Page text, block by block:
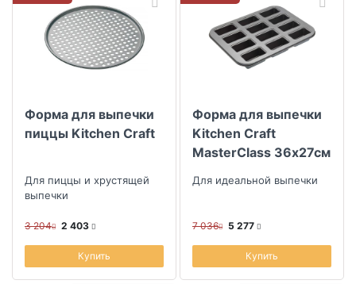
Форма для выпечки
пиццы Kitchen Craft
Для пиццы и хрустящей
выпечки
3 204 2 403
Купить
Форма для выпечки
Kitchen Craft
MasterClass 36х27см
Для идеальной выпечки
7 036 5 277
Купить